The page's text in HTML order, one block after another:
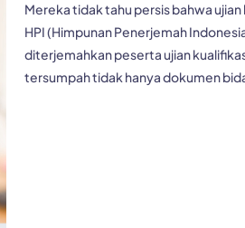
Mereka tidak tahu persis bahwa
HPI (Himpunan Penerjemah
diterjemahkan peserta ujian
tersumpah tidak hanya dokumen